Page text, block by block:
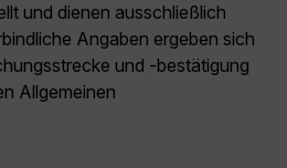
und dienen ausschließlich
Angaben ergeben sich
und -bestätigung
Allgemeinen